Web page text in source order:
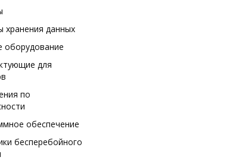
хранения данных
оборудование
для
по
обеспечение
бесперебойного